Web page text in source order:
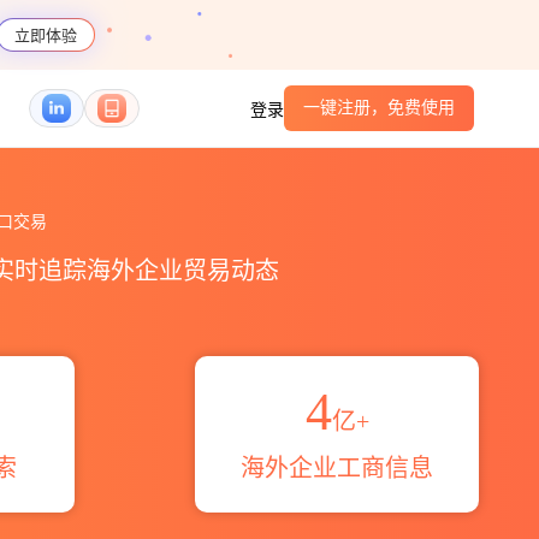
立即体验
登录 一键注册，免费使用
交易
时追踪海外企业贸易动态
4亿+
海外企业工商信息